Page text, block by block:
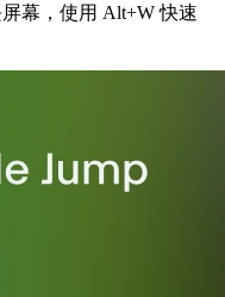
幕，使用 Alt+W 快速